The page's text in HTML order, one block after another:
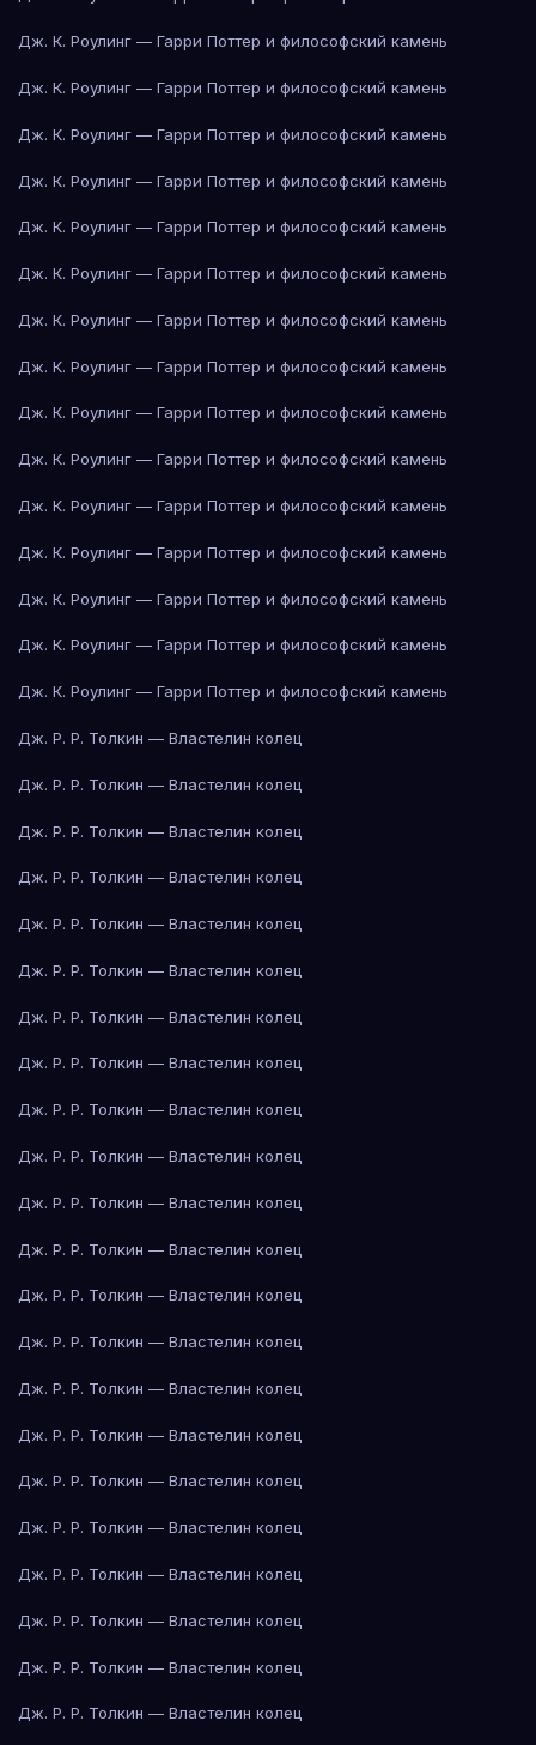
Дж. К. Роулинг — Гарри Поттер и философский камень
Дж. К. Роулинг — Гарри Поттер и философский камень
Дж. К. Роулинг — Гарри Поттер и философский камень
Дж. К. Роулинг — Гарри Поттер и философский камень
Дж. К. Роулинг — Гарри Поттер и философский камень
Дж. К. Роулинг — Гарри Поттер и философский камень
Дж. К. Роулинг — Гарри Поттер и философский камень
Дж. К. Роулинг — Гарри Поттер и философский камень
Дж. К. Роулинг — Гарри Поттер и философский камень
Дж. К. Роулинг — Гарри Поттер и философский камень
Дж. К. Роулинг — Гарри Поттер и философский камень
Дж. К. Роулинг — Гарри Поттер и философский камень
Дж. К. Роулинг — Гарри Поттер и философский камень
Дж. К. Роулинг — Гарри Поттер и философский камень
Дж. К. Роулинг — Гарри Поттер и философский камень
Дж. Р. Р. Толкин — Властелин колец
Дж. Р. Р. Толкин — Властелин колец
Дж. Р. Р. Толкин — Властелин колец
Дж. Р. Р. Толкин — Властелин колец
Дж. Р. Р. Толкин — Властелин колец
Дж. Р. Р. Толкин — Властелин колец
Дж. Р. Р. Толкин — Властелин колец
Дж. Р. Р. Толкин — Властелин колец
Дж. Р. Р. Толкин — Властелин колец
Дж. Р. Р. Толкин — Властелин колец
Дж. Р. Р. Толкин — Властелин колец
Дж. Р. Р. Толкин — Властелин колец
Дж. Р. Р. Толкин — Властелин колец
Дж. Р. Р. Толкин — Властелин колец
Дж. Р. Р. Толкин — Властелин колец
Дж. Р. Р. Толкин — Властелин колец
Дж. Р. Р. Толкин — Властелин колец
Дж. Р. Р. Толкин — Властелин колец
Дж. Р. Р. Толкин — Властелин колец
Дж. Р. Р. Толкин — Властелин колец
Дж. Р. Р. Толкин — Властелин колец
Дж. Р. Р. Толкин — Властелин колец